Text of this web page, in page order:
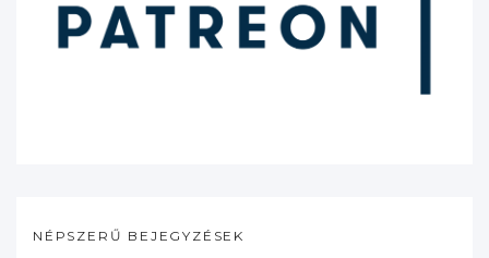
NÉPSZERŰ BEJEGYZÉSEK